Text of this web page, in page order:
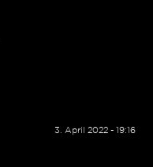
3. April 2022 - 19:16